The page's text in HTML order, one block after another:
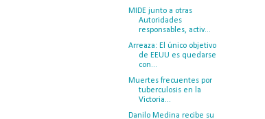
MIDE junto a otras
Autoridades
responsables, activ...
Arreaza: El único objetivo
de EEUU es quedarse
con...
Muertes frecuentes por
tuberculosis en la
Victoria...
Danilo Medina recibe su